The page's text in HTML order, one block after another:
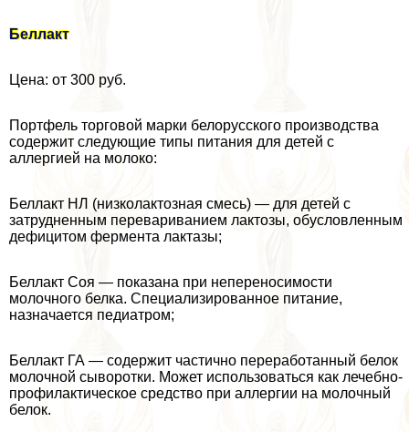
Беллакт
Цена: от 300 руб.
Портфель торговой марки белорусского производства
содержит следующие типы питания для детей с
аллергией на молоко:
Беллакт НЛ (низколактозная смесь) — для детей с
затрудненным перевариванием лактозы, обусловленным
дефицитом фермента лактазы;
Беллакт Соя — показана при непереносимости
молочного белка. Специализированное питание,
назначается педиатром;
Беллакт ГА — содержит частично переработанный белок
молочной сыворотки. Может использоваться как лечебно-
профилактическое средство при аллергии на молочный
белок.